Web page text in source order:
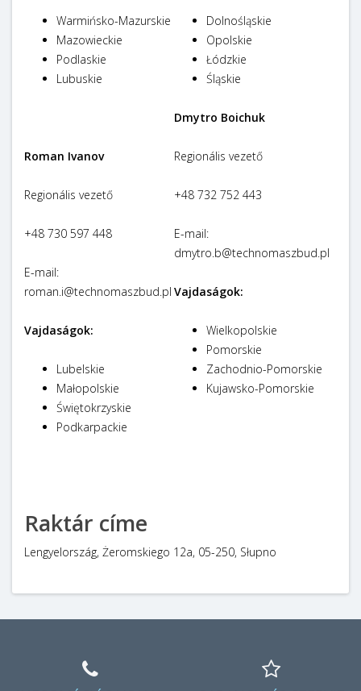
Warmińsko-Mazurskie
Mazowieckie
Podlaskie
Lubuskie
Dolnośląskie
Opolskie
Łódzkie
Śląskie
Roman Ivanov
Regionális vezető
+48 730 597 448
E-mail:
roman.i@technomaszbud.pl
Vajdaságok:
Lubelskie
Małopolskie
Świętokrzyskie
Podkarpackie
Dmytro Boichuk
Regionális vezető
+48 732 752 443
E-mail:
dmytro.b@technomaszbud.pl
Vajdaságok:
Wielkopolskie
Pomorskie
Zachodnio-Pomorskie
Kujawsko-Pomorskie
Raktár címe
Lengyelország, Żeromskiego 12a, 05-250, Słupno